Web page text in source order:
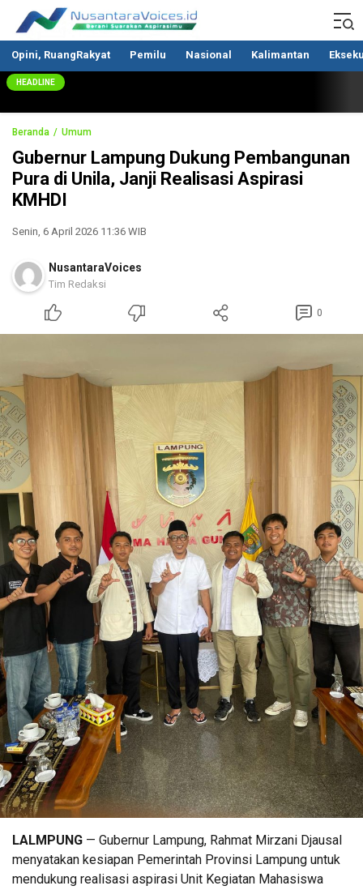
Nusantaravoices.id
Berani Suarakan Aspirasimu
Opini, RuangRakyat Pemilu Nasional Kalimantan
HEADLINE
Beranda Umum
Gubernur Lampung Dukung Pembangunan
Pura di Unila, Janji Realisasi Aspirasi
KMHDI
Senin, 6 April 2026 11:36 WIB
NusantaraVoices
Tim Redaksi
0
LALMPUNG — Gubernur Lampung, Rahmat Mirzani Djausal
menyatakan kesiapan Pemerintah Provinsi Lampung untuk
mendukung realisasi aspirasi Unit Kegiatan Mahasiswa